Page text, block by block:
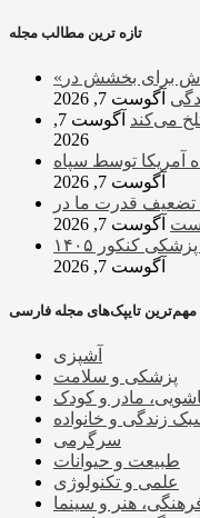
تازه ترین مطالب مجله
«زنده‌شور» و روایت نجات پنج اعدامی؛ تلاش برای بخشش در
آگوست 7, 2026
می‌کند
آگوست 7,
2026
آمریکا توسط سپاه
آگوست 7, 2026
تضعیف قدرت ما در
آگوست 7, 2026
کنکور ۱۴۰۵
آگوست 7, 2026
مهم‌ترین تایپک‌های مجله فارسی
آشپزی
پزشکی و سلامت
مادر و کودک
زندگی و خانواده
سرگرمی
طبیعت و حیوانات
علمی و تکنولوژی
هنر و سینما